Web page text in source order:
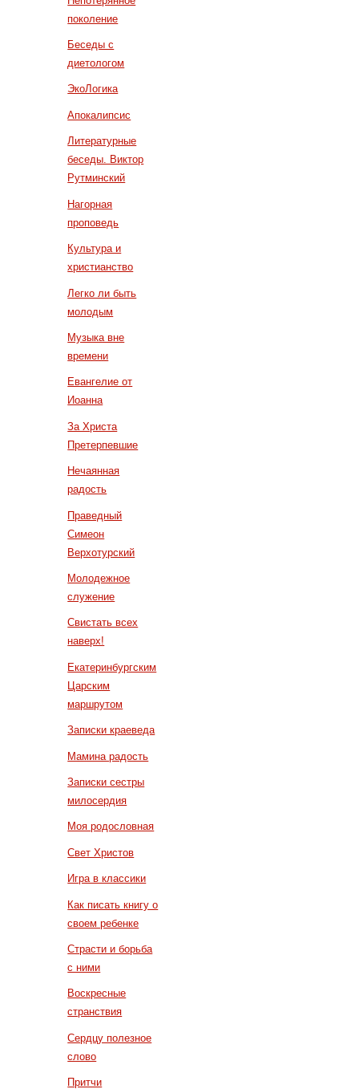
поколение
Беседы с
диетологом
ЭкоЛогика
Апокалипсис
Литературные
беседы. Виктор
Рутминский
Нагорная
проповедь
Культура и
христианство
Легко ли быть
молодым
Музыка вне
времени
Евангелие от
Иоанна
За Христа
Претерпевшие
Нечаянная
радость
Праведный
Симеон
Верхотурский
Молодежное
служение
Свистать всех
наверх!
Екатеринбургским
Царским
маршрутом
Записки краеведа
Мамина радость
Записки сестры
милосердия
Моя родословная
Свет Христов
Игра в классики
Как писать книгу о
своем ребенке
Страсти и борьба
с ними
Воскресные
странствия
Сердцу полезное
слово
Притчи